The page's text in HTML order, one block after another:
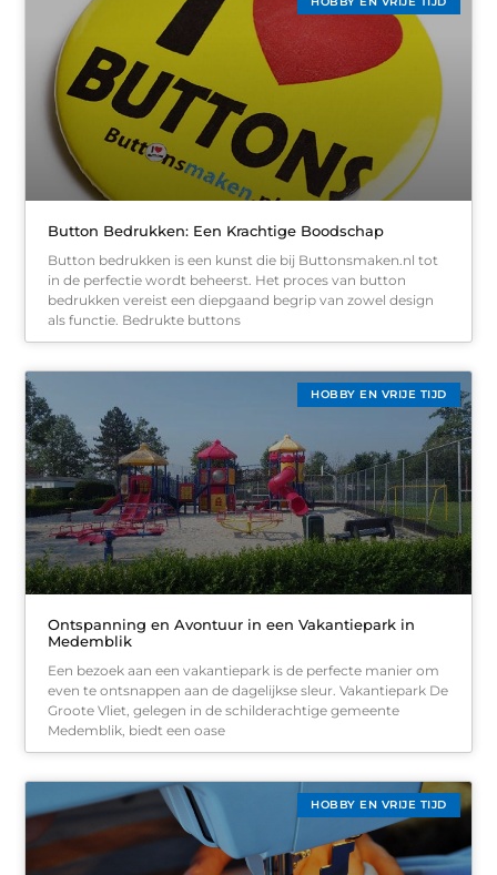
Button Bedrukken: Een Krachtige Boodschap
Button bedrukken is een kunst die bij Buttonsmaken.nl tot
in de perfectie wordt beheerst. Het proces van button
bedrukken vereist een diepgaand begrip van zowel design
als functie. Bedrukte buttons
HOBBY EN VRIJE TIJD
Ontspanning en Avontuur in een Vakantiepark in
Medemblik
Een bezoek aan een vakantiepark is de perfecte manier om
even te ontsnappen aan de dagelijkse sleur. Vakantiepark De
Groote Vliet, gelegen in de schilderachtige gemeente
Medemblik, biedt een oase
HOBBY EN VRIJE TIJD